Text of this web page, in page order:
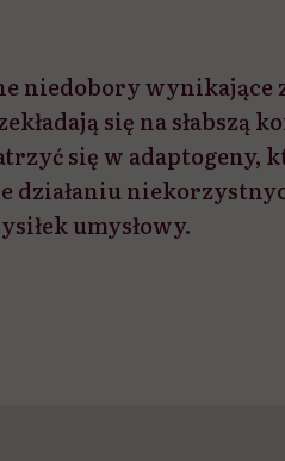
niedobory wynikające
się na słabszą
się w adaptogeny,
działaniu
umysłowy.